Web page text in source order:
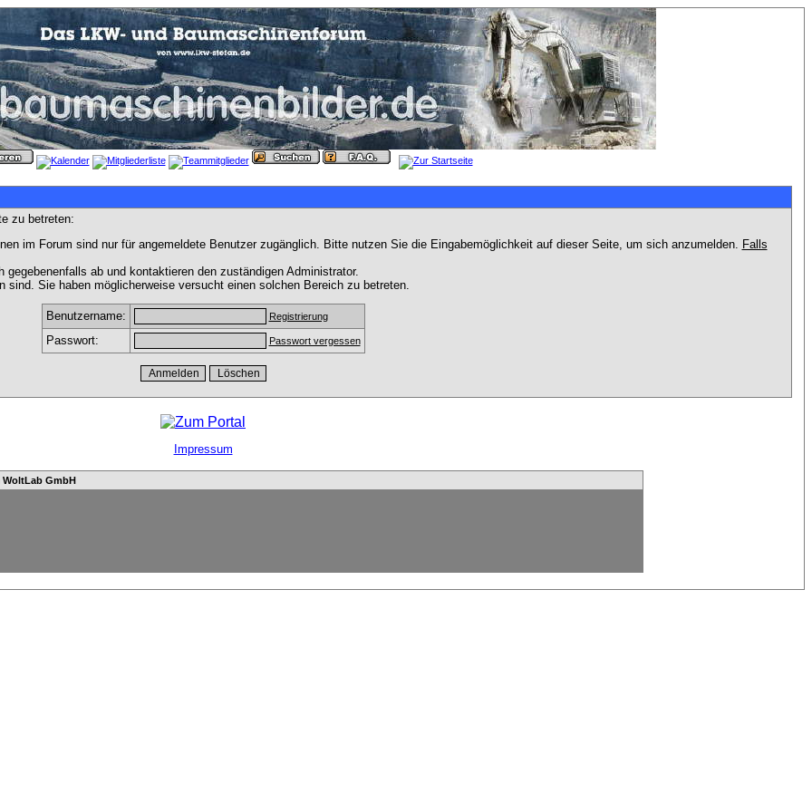
zu betreten:
im Forum sind nur für angemeldete Benutzer zugänglich. Bitte nutzen Sie die Eingabemöglichkeit auf dieser Seite, um sich anzumelden. Falls
ab und kontaktieren den zuständigen Administrator.
Sie haben möglicherweise versucht einen solchen Bereich zu betreten.
Benutzername: Registrierung
Passwort: Passwort vergessen
Impressum
WoltLab GmbH